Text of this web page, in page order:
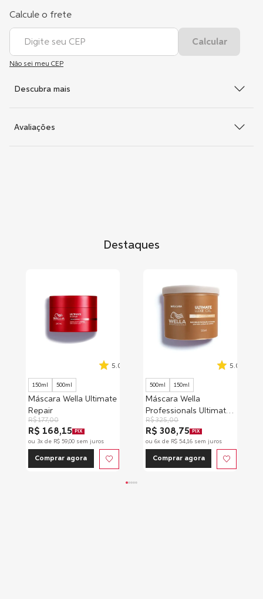
Não sei meu CEP
Descubra mais
Avaliações
Destaques
5.0
150ml 500ml
Máscara Wella Ultimate
Repair
R$ 177,00
R$ 168,15 PIX
ou 3x de R$ 59,00sem juros
Comprar agora
5.0
500ml 150ml
Máscara Wella
Professionals Ultimate
Luxe Oil
R$ 325,00
R$ 308,75 PIX
ou6x de R$ 54,16 sem juros
Comprar agora